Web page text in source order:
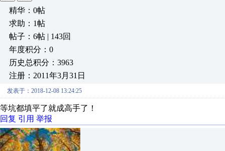
精华：0帖
求助：1帖
帖子：6帖 | 143回
年度积分：0
历史总积分：3963
注册：2011年3月31日
发表于：2018-12-08 13:24:25
等坑都填平了就成高手了！
回复 引用 举报